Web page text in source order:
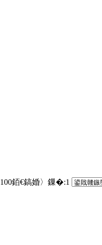
100銆€鎬婚〉鏁�:1